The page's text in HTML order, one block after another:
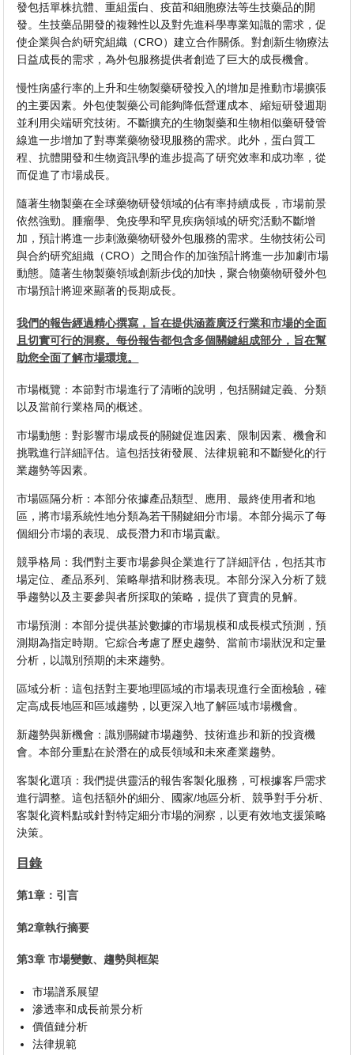
發包括單株抗體、重組蛋白、疫苗和細胞療法等生技藥品的開
發。生技藥品開發的複雜性以及對先進科學專業知識的需求，促
使企業與合約研究組織（CRO）建立合作關係。對創新生物療法
日益成長的需求，為外包服務提供者創造了巨大的成長機會。
慢性病盛行率的上升和生物製藥研發投入的增加是推動市場擴張
的主要因素。外包使製藥公司能夠降低營運成本、縮短研發週期
並利用尖端研究技術。不斷擴充的生物製藥和生物相似藥研發管
線進一步增加了對專業藥物發現服務的需求。此外，蛋白質工
程、抗體開發和生物資訊學的進步提高了研究效率和成功率，從
而促進了市場成長。
隨著生物製藥在全球藥物研發領域的佔有率持續成長，市場前景
依然強勁。腫瘤學、免疫學和罕見疾病領域的研究活動不斷增
加，預計將進一步刺激藥物研發外包服務的需求。生物技術公司
與合約研究組織（CRO）之間合作的加強預計將進一步加劇市場
動態。隨著生物製藥領域創新步伐的加快，聚合物藥物研發外包
市場預計將迎來顯著的長期成長。
我們的報告經過精心撰寫，旨在提供涵蓋廣泛行業和市場的全面
且切實可行的洞察。每份報告都包含多個關鍵組成部分，旨在幫
助您全面了解市場環境。
市場概覽：本節對市場進行了清晰的說明，包括關鍵定義、分類
以及當前行業格局的概述。
市場動態：對影響市場成長的關鍵促進因素、限制因素、機會和
挑戰進行詳細評估。這包括技術發展、法律規範和不斷變化的行
業趨勢等因素。
市場區隔分析：本部分依據產品類型、應用、最終使用者和地
區，將市場系統性地分類為若干關鍵細分市場。本部分揭示了每
個細分市場的表現、成長潛力和市場貢獻。
競爭格局：我們對主要市場參與企業進行了詳細評估，包括其市
場定位、產品系列、策略舉措和財務表現。本部分深入分析了競
爭趨勢以及主要參與者所採取的策略，提供了寶貴的見解。
市場預測：本部分提供基於數據的市場規模和成長模式預測，預
測期為指定時期。它綜合考慮了歷史趨勢、當前市場狀況和定量
分析，以識別預期的未來趨勢。
區域分析：這包括對主要地理區域的市場表現進行全面檢驗，確
定高成長地區和區域趨勢，以更深入地了解區域市場機會。
新趨勢與新機會：識別關鍵市場趨勢、技術進步和新的投資機
會。本部分重點在於潛在的成長領域和未來產業趨勢。
客製化選項：我們提供靈活的報告客製化服務，可根據客戶需求
進行調整。這包括額外的細分、國家/地區分析、競爭對手分析、
客製化資料點或針對特定細分市場的洞察，以更有效地支援策略
決策。
目錄
第1章：引言
第2章執行摘要
第3章 市場變數、趨勢與框架
市場譜系展望
滲透率和成長前景分析
價值鏈分析
法律規範